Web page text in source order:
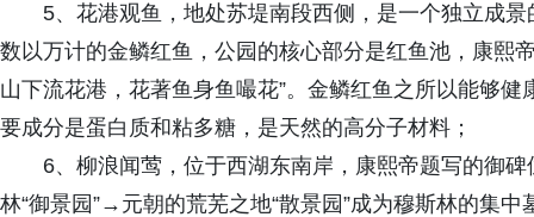
5、花港观鱼，地处苏堤南段西侧，是一个独立成
数以万计的金鳞红鱼，公园的核心部分是红鱼池，康熙
山下流花港，花著鱼身鱼嘬花”。金鳞红鱼之所以能够
要成分是蛋白质和粘多糖，是天然的高分子材料；
6、柳浪闻莺，位于西湖东南岸，康熙帝题写的御
林“御景园”→元朝的荒芜之地“散景园”成为穆斯林的集